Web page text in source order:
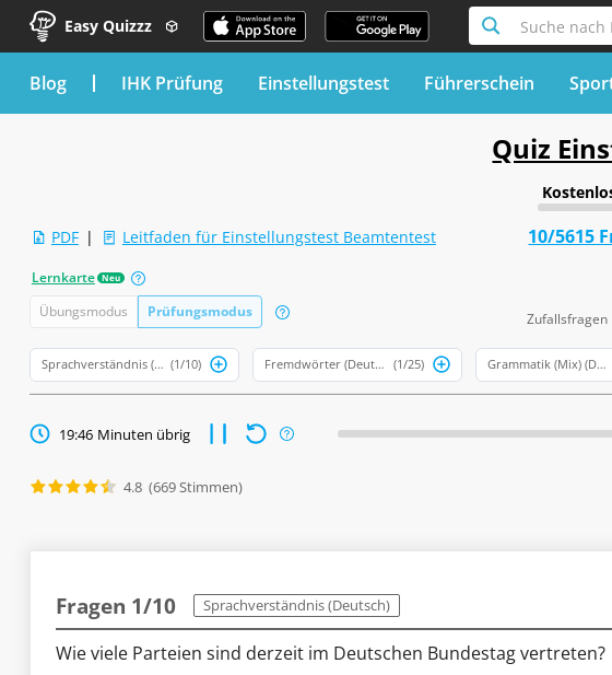
Easy Quizzz Suche nach
blog IHK Prüfung Einstellungstest Führerschein
Quiz
PDF | Leitfaden für Einstellungstest Beamtentest 10/5615
Lernkarte Neu
Übungsmodus Prüfungsmodus Zufallsfragen
Sprachverständnis (Deutsch)
(1/10) Fremdwörter (Deutsch)(1/25) Grammatik (Mix)
19:45 Minuten übrig
4.8 (669 Stimmen)
Fragen 1/10 Sprachverständnis (Deutsch)
Wie viele Parteien sind derzeit im Deutschen Bundestag vertreten?